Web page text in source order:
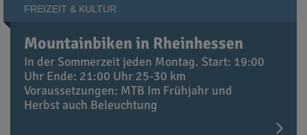
FREIZEIT & KULTUR
Mountainbiken in Rheinhessen
In der Sommerzeit jeden Montag. Start: 19:00
Uhr Ende: 21:00 Uhr 25-30 km
Voraussetzungen: MTB Im Frühjahr und
Herbst auch Beleuchtung